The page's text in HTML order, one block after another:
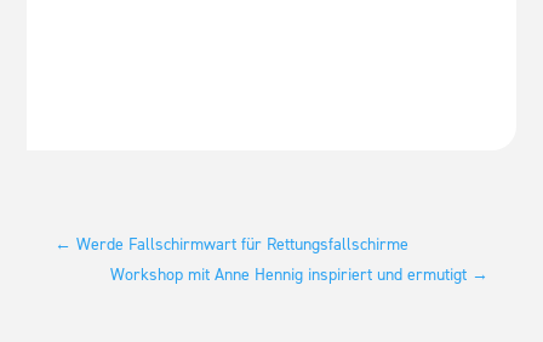
← Werde Fallschirmwart für Rettungsfallschirme
Workshop mit Anne Hennig inspiriert und ermutigt →